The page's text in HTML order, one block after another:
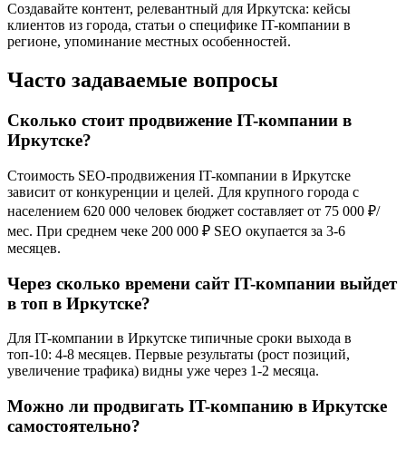
Создавайте контент, релевантный для Иркутска: кейсы
клиентов из города, статьи о специфике IT-компании в
регионе, упоминание местных особенностей.
Часто задаваемые вопросы
Сколько стоит продвижение IT-компании в
Иркутске?
Стоимость SEO-продвижения IT-компании в Иркутске
зависит от конкуренции и целей. Для крупного города с
населением 620 000 человек бюджет составляет от 75 000 ₽/
мес. При среднем чеке 200 000 ₽ SEO окупается за 3-6
месяцев.
Через сколько времени сайт IT-компании выйдет
в топ в Иркутске?
Для IT-компании в Иркутске типичные сроки выхода в
топ-10: 4-8 месяцев. Первые результаты (рост позиций,
увеличение трафика) видны уже через 1-2 месяца.
Можно ли продвигать IT-компанию в Иркутске
самостоятельно?